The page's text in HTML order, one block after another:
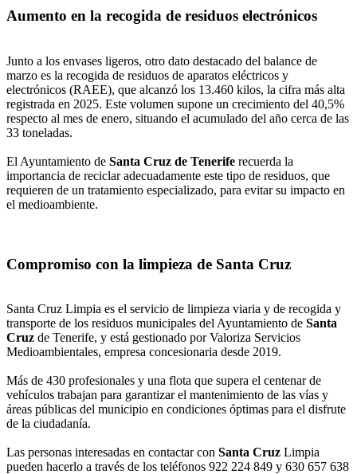
Aumento en la recogida de residuos electrónicos
Junto a los envases ligeros, otro dato destacado del balance de
marzo es la recogida de residuos de aparatos eléctricos y
electrónicos (RAEE), que alcanzó los 13.460 kilos, la cifra más alta
registrada en 2025. Este volumen supone un crecimiento del 40,5%
respecto al mes de enero, situando el acumulado del año cerca de las
33 toneladas.
El Ayuntamiento de Santa Cruz de Tenerife recuerda la
importancia de reciclar adecuadamente este tipo de residuos, que
requieren de un tratamiento especializado, para evitar su impacto en
el medioambiente.
Compromiso con la limpieza de Santa Cruz
Santa Cruz Limpia es el servicio de limpieza viaria y de recogida y
transporte de los residuos municipales del Ayuntamiento de Santa
Cruz de Tenerife, y está gestionado por Valoriza Servicios
Medioambientales, empresa concesionaria desde 2019.
Más de 430 profesionales y una flota que supera el centenar de
vehículos trabajan para garantizar el mantenimiento de las vías y
áreas públicas del municipio en condiciones óptimas para el disfrute
de la ciudadanía.
Las personas interesadas en contactar con Santa Cruz Limpia
pueden hacerlo a través de los teléfonos 922 224 849 y 630 657 638